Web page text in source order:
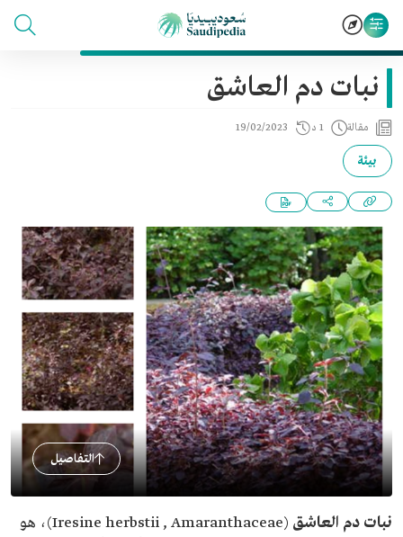
نبات دم العاشق
مقالة 1 د 19/02/2023
بيئة
التفاصيل
نبات دم العاشق
(Iresine herbstii , Amaranthaceae)، هو